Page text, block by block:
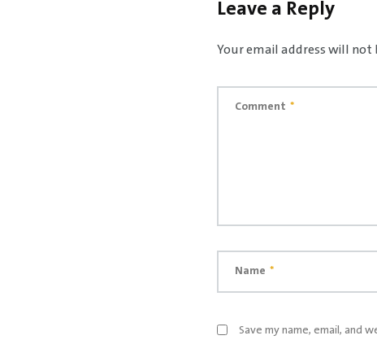
Leave a Reply
Your email address will not
Comment *
Name *
Save my name, email, and